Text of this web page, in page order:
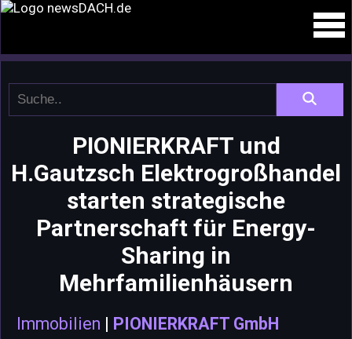
PIONIERKRAFT und
H.Gautzsch Elektrogroßhandel
starten strategische
Partnerschaft für Energy-
Sharing in
Mehrfamilienhäusern
Immobilien | PIONIERKRAFT GmbH